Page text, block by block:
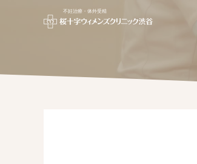
不妊治療・体外受精